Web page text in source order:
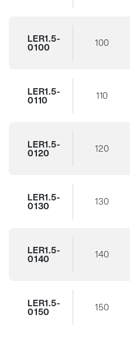
LER1.5-
0100 100
LER1.5-
0110 110
LER1.5-
0120 120
LER1.5-
0130 130
LER1.5-
0140 140
LER1.5-
0150 150